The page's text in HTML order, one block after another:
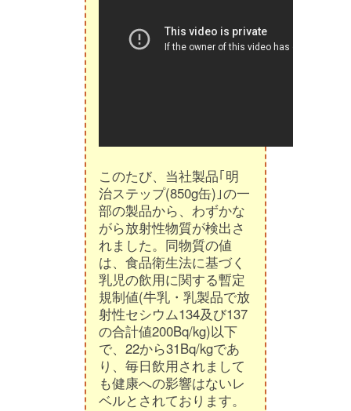
このたび、当社製品｢明
治ステップ(850g缶)｣の一
部の製品から、わずかな
がら放射性物質が検出さ
れました。同物質の値
は、食品衛生法に基づく
乳児の飲用に関する暫定
規制値(牛乳・乳製品で放
射性セシウム134及び137
の合計値200Bq/kg)以下
で、22から31Bq/kgであ
り、毎日飲用されまして
も健康への影響はないレ
ベルとされております。